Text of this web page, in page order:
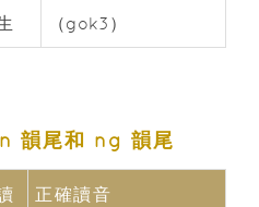
（gok3）
韻尾和 ng 韻尾
正確讀音